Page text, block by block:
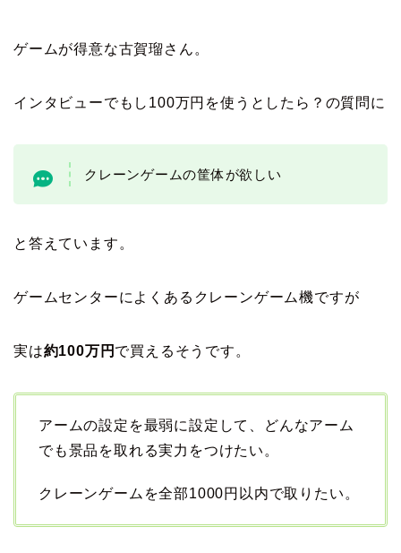
ゲームが得意な古賀瑠さん。
インタビューでもし100万円を使うとしたら？の質問に
クレーンゲームの筐体が欲しい
と答えています。
ゲームセンターによくあるクレーンゲーム機ですが
実は約100万円 で買えるそうです。
アームの設定を最弱に設定して、どんなアーム
でも景品を取れる実力をつけたい。
クレーンゲームを全部1000円以内で取りたい。